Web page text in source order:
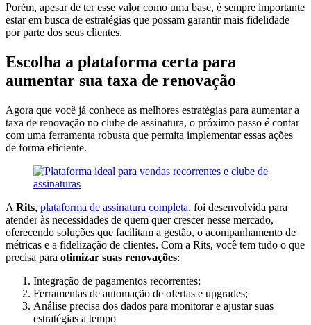
Porém, apesar de ter esse valor como uma base, é sempre importante
estar em busca de estratégias que possam garantir mais fidelidade
por parte dos seus clientes.
Escolha a plataforma certa para
aumentar sua taxa de renovação
Agora que você já conhece as melhores estratégias para aumentar a
taxa de renovação no clube de assinatura, o próximo passo é contar
com uma ferramenta robusta que permita implementar essas ações
de forma eficiente.
A Rits, plataforma de assinatura completa, foi desenvolvida para
atender às necessidades de quem quer crescer nesse mercado,
oferecendo soluções que facilitam a gestão, o acompanhamento de
métricas e a fidelização de clientes. Com a Rits, você tem tudo o que
precisa para otimizar suas renovações:
Integração de pagamentos recorrentes;
Ferramentas de automação de ofertas e upgrades;
Análise precisa dos dados para monitorar e ajustar suas
estratégias a tempo